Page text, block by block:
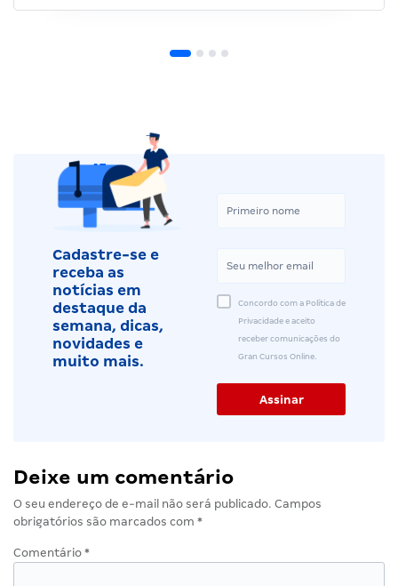
Cadastre-se e
receba as
notícias em
destaque da
semana, dicas,
novidades e
muito mais.
Concordo com a Política de
Privacidade e aceito
receber comunicações do
Gran Cursos Online.
Deixe um comentário
O seu endereço de e-mail não será publicado. Campos
obrigatórios são marcados com *
Comentário *